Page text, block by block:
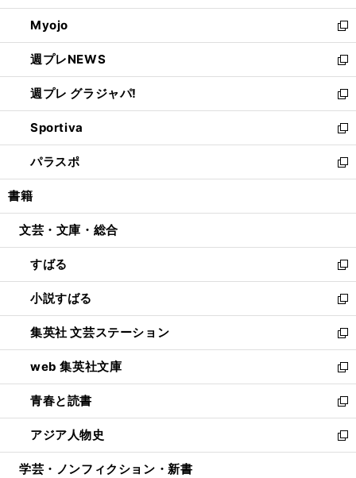
開
く
ウ
で
開
く
ン
ド
ウ
で
開
く
ウ
ィ
ン
ド
ウ
で
開
く
Myojo
新
し
い
ウ
ィ
ン
ド
ウ
で
開
週プレNEWS
新
し
い
ウ
ィ
ン
ド
ウ
開
週プレ グラジャパ!
新
し
い
ウ
ィ
ン
ウ
開
く
Sportiva
新
し
い
ウ
ン
ウ
で
開
く
パラスポ
新
し
ウ
ン
ド
ウ
で
開
く
書籍
文芸・文庫・総合
すばる
新
し
い
ウ
ィ
ン
ド
ウ
で
開
く
小説すばる
新
し
い
ウ
ィ
ン
ド
ウ
で
開
集英社 文芸ステーション
新
し
い
ウ
ィ
ン
ド
ウ
web 集英社文庫
新
し
い
ウ
ィ
ン
青春と読書
新
し
い
ウ
アジア人物史
新
し
学芸・ノンフィクション・新書